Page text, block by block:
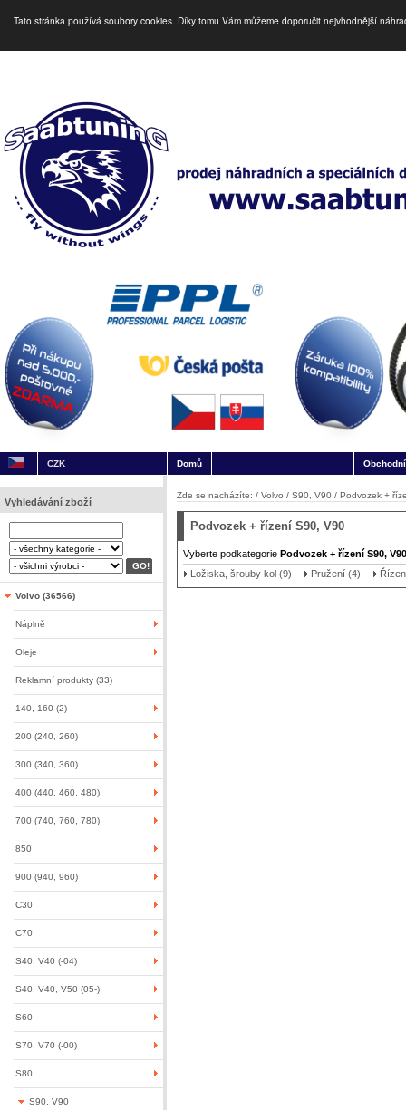
Tato stránka používá soubory cookies. Díky tomu Vám můžeme doporučit nejvhodnější
CZK Domů
Vyhledávání zboží
Volvo (36566)
Náplně
Oleje
Reklamní produkty (33)
140, 160 (2)
200 (240, 260)
300 (340, 360)
400 (440, 460, 480)
700 (740, 760, 780)
850
900 (940, 960)
C30
C70
S40, V40 (-04)
S40, V40, V50 (05-)
S60
S70, V70 (-00)
S80
S90, V90
Zde se nacházíte: / Volvo / S90, V90 / Podvozek +
Podvozek + řízení S90, V90
Vyberte podkategorie Podvozek + řízení S90, V90
Ložiska, šrouby kol (9)
Pružení (4)